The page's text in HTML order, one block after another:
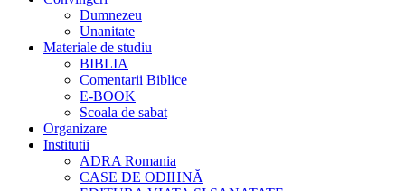
Dumnezeu
Unanitate
Materiale de studiu
BIBLIA
Comentarii Biblice
E-BOOK
Scoala de sabat
Organizare
Institutii
ADRA Romania
CASE DE ODIHNĂ